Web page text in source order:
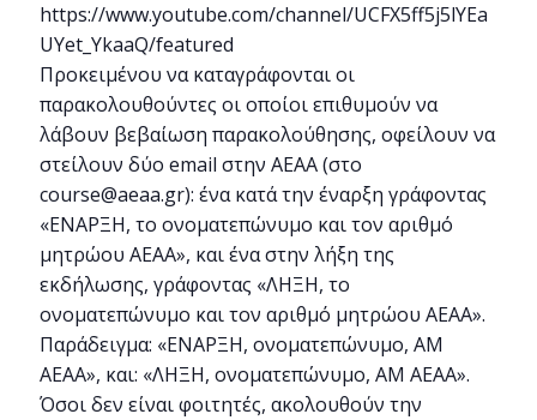
https://www.youtube.com/channel/UCFX5ff5j5lYEa
UYet_YkaaQ/featured
Προκειμένου να καταγράφονται οι
παρακολουθούντες οι οποίοι επιθυμούν να
λάβουν βεβαίωση παρακολούθησης, οφείλουν να
στείλουν δύο email στην ΑΕΑΑ (στο
course@aeaa.gr): ένα κατά την έναρξη γράφοντας
«ΕΝΑΡΞΗ, το ονοματεπώνυμο και τον αριθμό
μητρώου ΑΕΑΑ», και ένα στην λήξη της
εκδήλωσης, γράφοντας «ΛΗΞΗ, το
ονοματεπώνυμο και τον αριθμό μητρώου ΑΕΑΑ».
Παράδειγμα: «ΕΝΑΡΞΗ, ονοματεπώνυμο, ΑΜ
ΑΕΑΑ», και: «ΛΗΞΗ, ονοματεπώνυμο, ΑΜ ΑΕΑΑ».
Όσοι δεν είναι φοιτητές, ακολουθούν την